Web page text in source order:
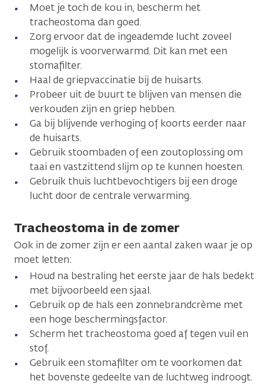
Moet je toch de kou in, bescherm het
tracheostoma dan goed.
Zorg ervoor dat de ingeademde lucht zoveel
mogelijk is voorverwarmd. Dit kan met een
stomafilter.
Haal de griepvaccinatie bij de huisarts.
Probeer uit de buurt te blijven van mensen die
verkouden zijn en griep hebben.
Ga bij blijvende verhoging of koorts eerder naar
de huisarts.
Gebruik stoombaden of een zoutoplossing om
taai en vastzittend slijm op te kunnen hoesten.
Gebruik thuis luchtbevochtigers bij een droge
lucht door de centrale verwarming.
Tracheostoma in de zomer
Ook in de zomer zijn er een aantal zaken waar je op
moet letten:
Houd na bestraling het eerste jaar de hals bedekt
met bijvoorbeeld een sjaal.
Gebruik op de hals een zonnebrandcrème met
een hoge beschermingsfactor.
Scherm het tracheostoma goed af tegen vuil en
stof.
Gebruik een stomafilter om te voorkomen dat
het bovenste gedeelte van de luchtweg indroogt.